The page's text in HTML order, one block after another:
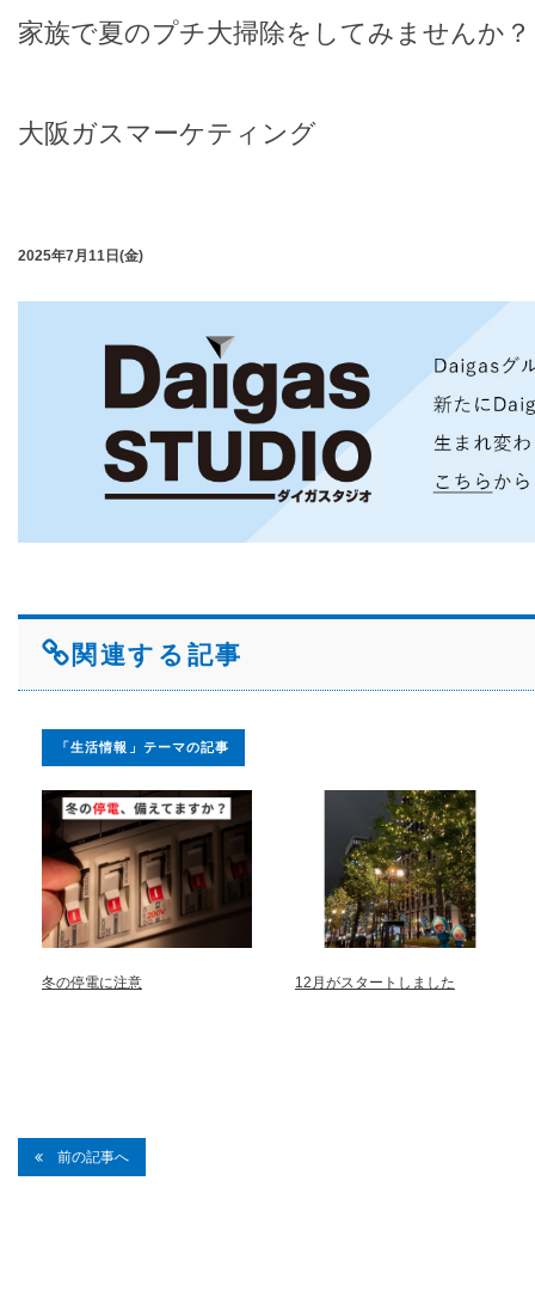
家族で夏のプチ大掃除をしてみませんか？
大阪ガスマーケティング
2025年7月11日(金)
関連する記事
「生活情報」テーマの記事
冬の停電に注意 12月がスタートしました
前の記事へ